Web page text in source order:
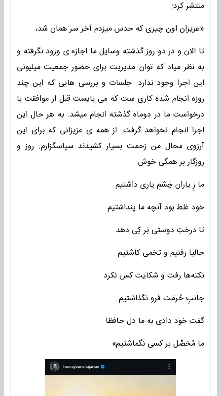
منتشر کرد:
«عزیزان اون چیزی که حدس میزدم آخر سر همان شد،
تا الان و در دو روز گذشته وسایل ما اجازه ی ورود نگرفته و
به نظر میاد که توان مدیریت برای حضور جمعیت میلیونی
این اجرا وجود ندارد. جلسات و بررسی هایی که این چند
روزه انجام شده کاری ست که می بایست قبل از موافقت با
درخواست ما در دوماه گذشته انجام میشد. به هر حال این
اجرا انجام نخواهد گرفت. از همه ی عزیزانی که برای این
آرزوی محال من زحمت بسیار کشیدند سپاسگزارم. روز و
روزگار بر همگی خوش.
ما زِ یاران چَشمِ یاری داشتیم
خود غلط بود آنچه ما پنداشتیم
تا درختِ دوستی بَر کِی دهد
حالیا رفتیم و تخمی کاشتیم
نکته‌ها رفت و شکایت کس نکرد
جانبِ حُرمَت فرو نگذاشتیم
گفت خود دادی به ما دل حافظا
ما مُحَصِّل بر کسی نَگماشتیم»